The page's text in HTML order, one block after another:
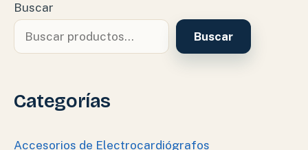
Buscar
Buscar
Categorías
Accesorios de Electrocardiógrafos